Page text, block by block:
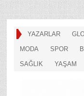
YAZARLAR
MODA SPOR
SAĞLIK YAŞAM